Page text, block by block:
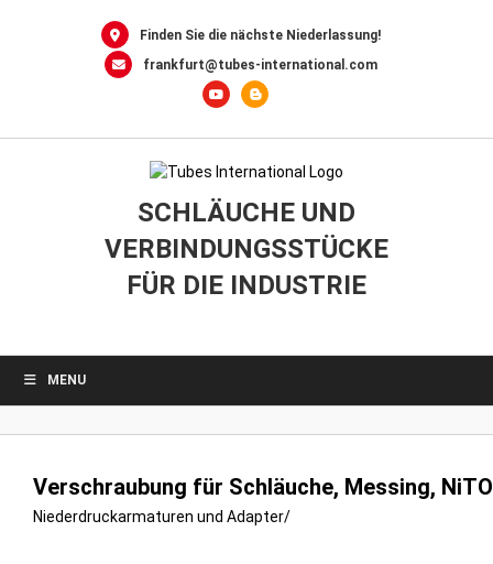
Finden Sie die nächste Niederlassung!
frankfurt@tubes-international.com
SCHLÄUCHE UND
VERBINDUNGSSTÜCKE
FÜR DIE INDUSTRIE
MENU
Verschraubung für Schläuche, Messing,
Niederdruckarmaturen und Adapter/